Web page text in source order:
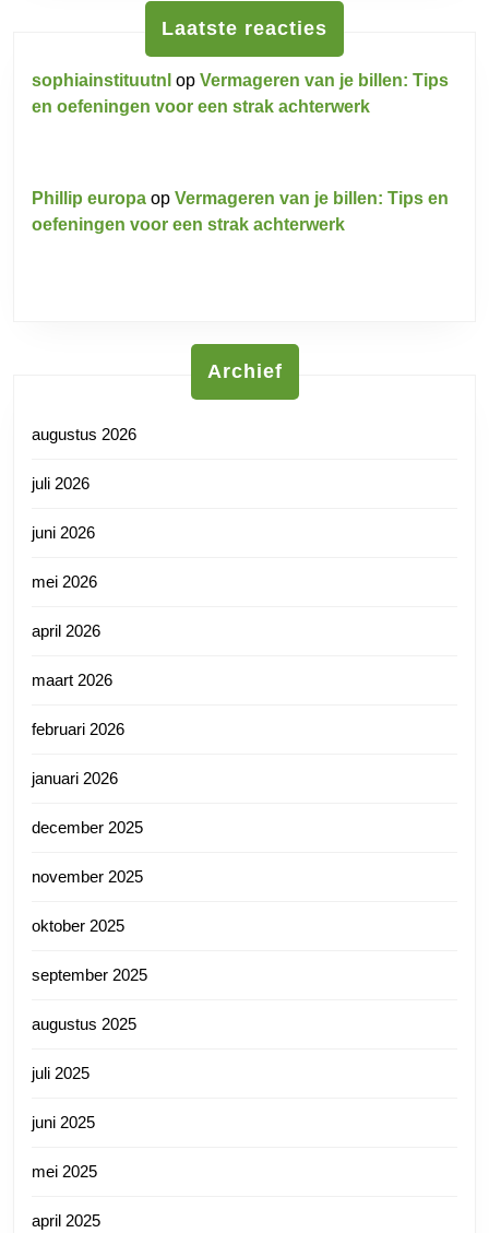
Laatste reacties
sophiainstituutnl op Vermageren van je billen: Tips
en oefeningen voor een strak achterwerk
Phillip europa op Vermageren van je billen: Tips en
oefeningen voor een strak achterwerk
Archief
augustus 2026
juli 2026
juni 2026
mei 2026
april 2026
maart 2026
februari 2026
januari 2026
december 2025
november 2025
oktober 2025
september 2025
augustus 2025
juli 2025
juni 2025
mei 2025
april 2025